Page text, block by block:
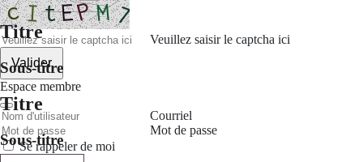
Titre
Sous-titre
Titre
Sous-titre
Veuillez saisir le captcha ici
Valider
Espace membre
Courriel
Mot de passe
Se rappeler de moi